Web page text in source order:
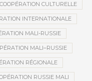
COOPÉRATION CULTURELLE
INTERNATIONALE
MALI-RUSSIE
MALI–RUSSIE
RÉGIONALE
RUSSIE MALI